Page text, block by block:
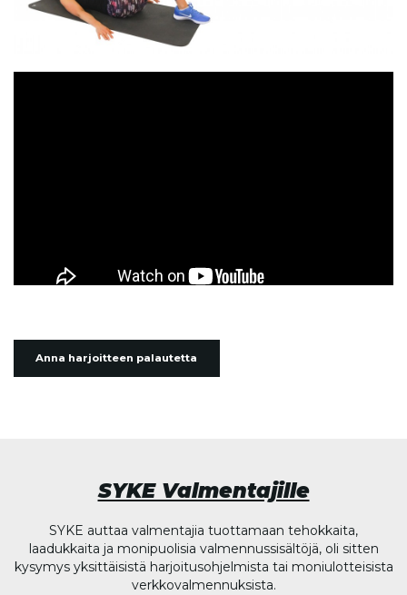
Anna harjoitteen palautetta
SYKE Valmentajille
SYKE auttaa valmentajia tuottamaan tehokkaita,
laadukkaita ja monipuolisia valmennussisältöjä, oli sitten
kysymys yksittäisistä harjoitusohjelmista tai moniulotteisista
verkkovalmennuksista.